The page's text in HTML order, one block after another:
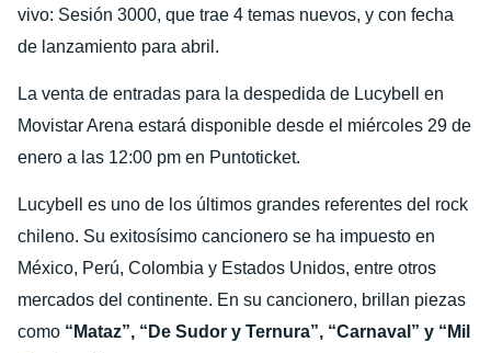
vivo: Sesión 3000, que trae 4 temas nuevos, y con fecha
de lanzamiento para abril.
La venta de entradas para la despedida de Lucybell en
Movistar Arena estará disponible desde el miércoles 29 de
enero a las 12:00 pm en Puntoticket.
Lucybell es uno de los últimos grandes referentes del rock
chileno. Su exitosísimo cancionero se ha impuesto en
México, Perú, Colombia y Estados Unidos, entre otros
mercados del continente. En su cancionero, brillan piezas
como “Mataz”, “De Sudor y Ternura”, “Carnaval” y “Mil